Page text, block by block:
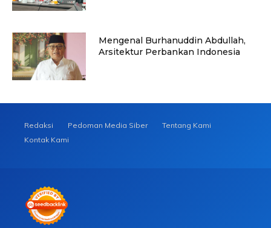
Mengenal Burhanuddin Abdullah,
Arsitektur Perbankan Indonesia
Redaksi Pedoman Media Siber
Tentang Kami
Kontak Kami